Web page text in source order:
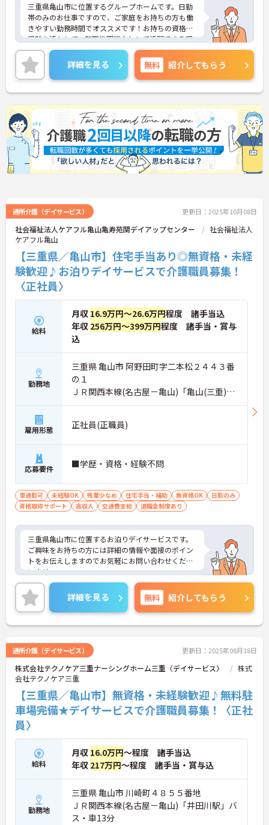
三重県亀山市に位置するグループホームです。日勤
帯のみのお仕事ですので、ご家庭をお持ちの方も働
きやすい勤務時間でオススメです！お持ちの資格や
経験を活かして、転職後即戦力として活躍できる環
境があります。ご興味をお持ちの方はお気軽にお問
い合わせください。
詳細を見る 無料 紹介してもらう
通所介護（デイサービス） 更新日：2025年10月08日
社会福祉法人ケアフル亀山亀寿苑関デイアップセンター
社会福祉法人
ケアフル亀山
【三重県／亀山市】住宅手当あり◎無資格・未経
験歓迎♪お泊りデイサービスで介護職員募集！
〈正社員〉
給料
月収 16.9万円～26.6万円程度 諸手当込
年収 256万円～399万円程度 諸手当・賞与
込
勤務地
三重県 亀山市 阿野田町字二本松２４４３番
の１
ＪＲ関西本線(名古屋－亀山)「亀山(三重)
駅」バス・車10分
雇用形態 正社員(正職員)
応募要件 ■学歴・資格・経験不問
車通勤可 未経験OK 残業少なめ 住宅手当・補助 無資格OK
日勤のみ
資格取得サポート
高収入 交通費支給 退職金制度あり
三重県亀山市に位置するお泊りデイサービスです。
ご興味をお持ちの方には詳細の情報や面接のポイン
トをお伝えしますのでお気軽にお問い合わせくださ
いませ。
詳細を見る 無料 紹介してもらう
通所介護（デイサービス） 更新日：2025年08月18日
株式会社テクノケア三重ナーシングホーム三重〈デイサービス〉
株式
会社テクノケア三重
【三重県／亀山市】無資格・未経験歓迎♪無料駐
車場完備★デイサービスで介護職員募集！〈正社
員〉
給料
月収 16.0万円～程度 諸手当込
年収 217万円～程度 諸手当・賞与込
勤務地
三重県 亀山市 川崎町４８５５番地
ＪＲ関西本線(名古屋－亀山)「井田川駅」バ
ス・車13分